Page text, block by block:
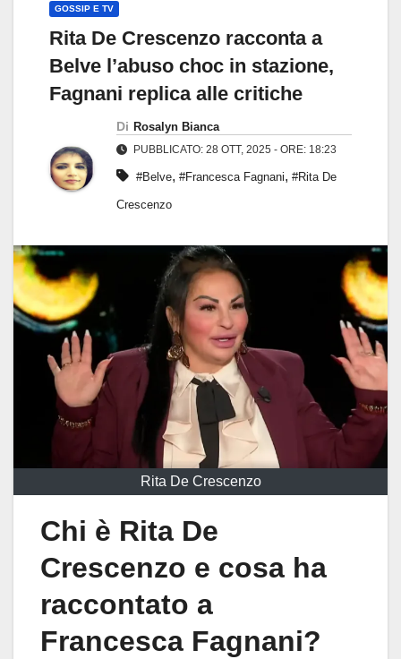
GOSSIP E TV
Rita De Crescenzo racconta a
Belve l’abuso choc in stazione,
Fagnani replica alle critiche
Di Rosalyn Bianca
PUBBLICATO: 28 OTT, 2025 - ORE: 18:23
#Belve, #Francesca Fagnani, #Rita De
Crescenzo
Rita De Crescenzo
Chi è Rita De
Crescenzo e cosa ha
raccontato a
Francesca Fagnani?